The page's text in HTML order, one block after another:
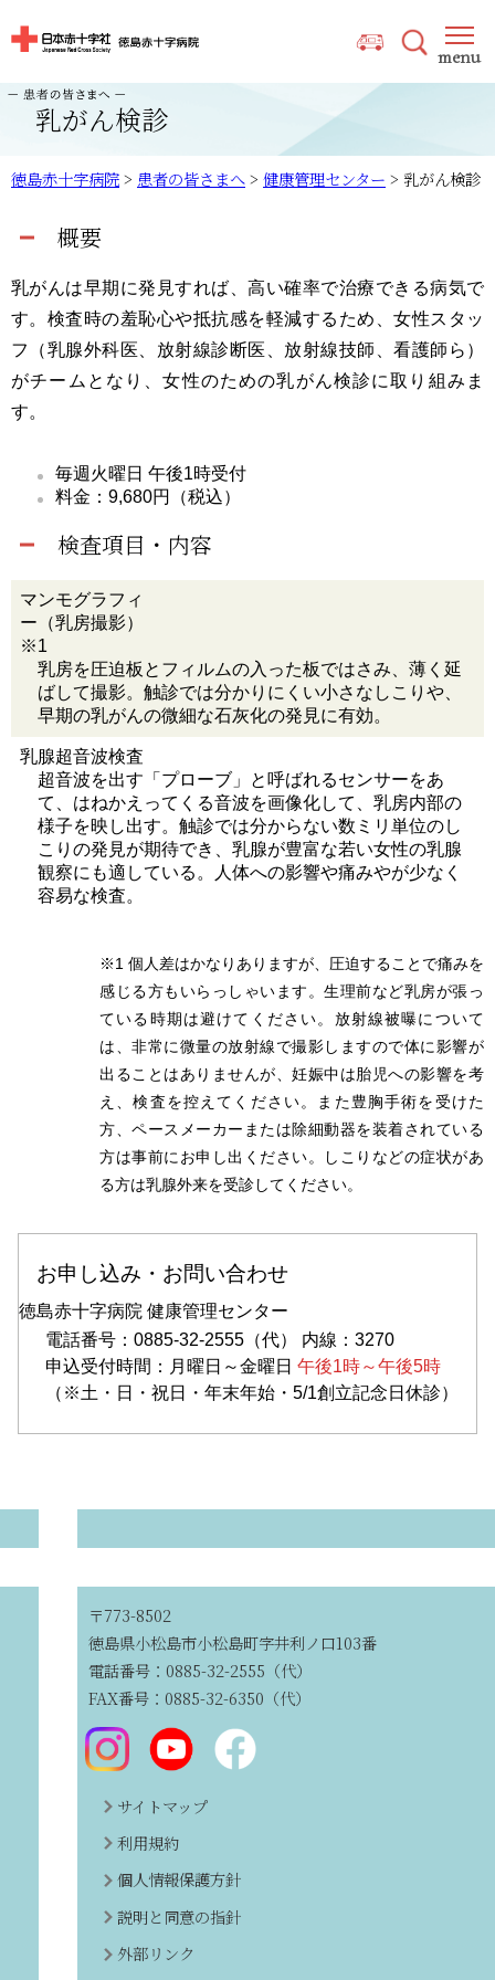
乳がん検診
徳島赤十字病院> 患者の皆さまへ> 健康管理センター > 乳がん検診
概要
乳がんは早期に発見すれば、高い確率で治療できる病気で
す。検査時の羞恥心や抵抗感を軽減するため、女性スタッ
フ（乳腺外科医、放射線診断医、放射線技師、看護師ら）
がチームとなり、女性のための乳がん検診に取り組みま
す。
毎週火曜日 午後1時受付
料金：9,680円（税込）
検査項目・内容
マンモグラフィ
ー（乳房撮影）
※1
乳房を圧迫板とフィルムの入った板ではさみ、薄く延
ばして撮影。触診では分かりにくい小さなしこりや、
早期の乳がんの微細な石灰化の発見に有効。
乳腺超音波検査
超音波を出す「プローブ」と呼ばれるセンサーをあ
て、はねかえってくる音波を画像化して、乳房内部の
様子を映し出す。触診では分からない数ミリ単位のし
こりの発見が期待でき、乳腺が豊富な若い女性の乳腺
観察にも適している。人体への影響や痛みやが少なく
容易な検査。
※1 個人差はかなりありますが、圧迫することで痛みを
感じる方もいらっしゃいます。生理前など乳房が張っ
ている時期は避けてください。放射線被曝について
は、非常に微量の放射線で撮影しますので体に影響が
出ることはありませんが、妊娠中は胎児への影響を考
え、検査を控えてください。また豊胸手術を受けた
方、ペースメーカーまたは除細動器を装着されている
方は事前にお申し出ください。しこりなどの症状があ
る方は乳腺外来を受診してください。
お申し込み・お問い合わせ
徳島赤十字病院 健康管理センター
電話番号：0885-32-2555（代） 内線：3270
申込受付時間：月曜日～金曜日 午後1時～午後5時
（※土・日・祝日・年末年始・5/1創立記念日休診）
〒773-8502
徳島県小松島市小松島町字井利ノ口103番
電話番号：0885-32-2555（代）
FAX番号：0885-32-6350（代）
サイトマップ
利用規約
個人情報保護方針
説明と同意の指針
外部リンク